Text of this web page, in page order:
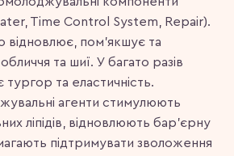
Time Control System, Repair).
відновлює, пом’якшує та
та шиї. У багато разів
та еластичність.
агенти стимулюють
ліпідів, відновлюють бар’єрну
підтримувати зволоження